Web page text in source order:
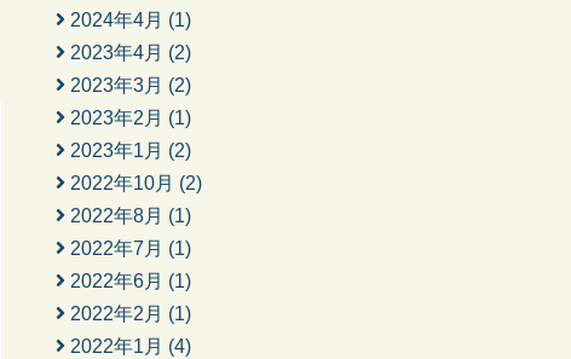
2024年4月 (1)
2023年4月 (2)
2023年3月 (2)
2023年2月 (1)
2023年1月 (2)
2022年10月 (2)
2022年8月 (1)
2022年7月 (1)
2022年6月 (1)
2022年2月 (1)
2022年1月 (4)